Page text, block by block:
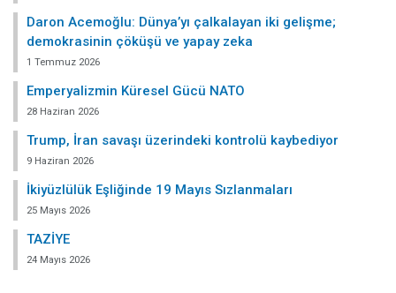
Daron Acemoğlu: Dünya’yı çalkalayan iki gelişme;
demokrasinin çöküşü ve yapay zeka
1 Temmuz 2026
Emperyalizmin Küresel Gücü NATO
28 Haziran 2026
Trump, İran savaşı üzerindeki kontrolü kaybediyor
9 Haziran 2026
İkiyüzlülük Eşliğinde 19 Mayıs Sızlanmaları
25 Mayıs 2026
TAZİYE
24 Mayıs 2026